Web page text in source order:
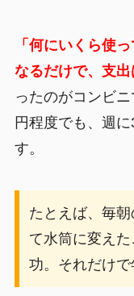
「何にいくら使
なるだけで、支出
ったのがコンビ
円程度でも、週
す。
たとえば、毎
て水筒に変え
功。それだけで